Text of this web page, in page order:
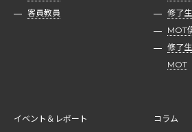
客員教員
修了
MOT
修了
MOT
イベント＆レポート
コラム